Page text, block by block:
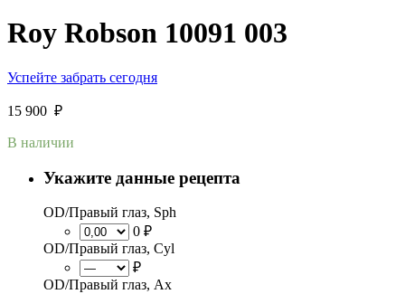
Roy Robson 10091 003
Успейте забрать сегодня
15 900 ₽
В наличии
Укажите данные рецепта
OD/Правый глаз, Sph
0 ₽
OD/Правый глаз, Cyl
₽
OD/Правый глаз, Ax